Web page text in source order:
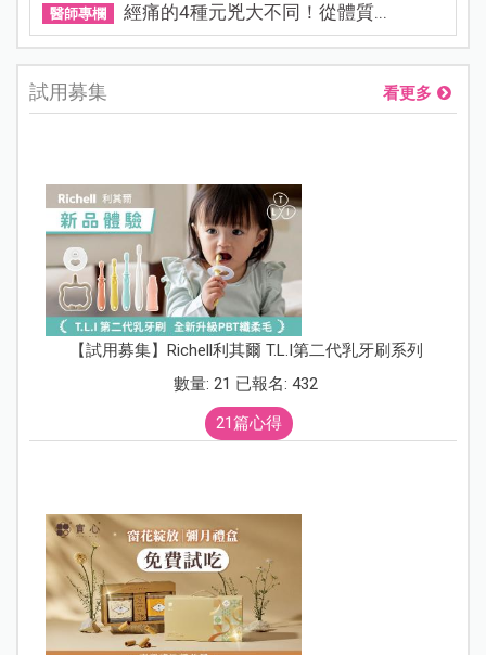
醫師專欄 經痛的4種元兇大不同！從體質...
試用募集 看更多
【試用募集】Richell利其爾 T.L.I第二代乳牙刷系列
數量: 21 已報名: 432
21篇心得